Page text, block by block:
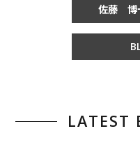
佐藤 博
LATEST